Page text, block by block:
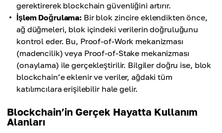
gerektirerek blockchain güvenliğini artırır.
İşlem Doğrulama: Bir blok zincire eklendikten önce,
ağ düğmeleri, blok içindeki verilerin doğruluğunu
kontrol eder. Bu, Proof-of-Work mekanizması
(madencilik) veya Proof-of-Stake mekanizması
(onaylama) ile gerçekleştirilir. Bilgiler doğru ise, blok
blockchain’e eklenir ve veriler, ağdaki tüm
katılımcılara erişilebilir hale gelir.
Blockchain’in Gerçek Hayatta Kullanım
Alanları